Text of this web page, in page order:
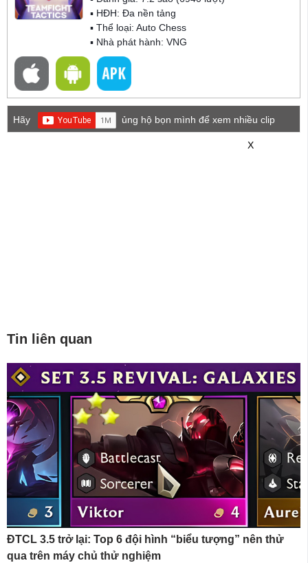
▪ HĐH: Đa nền tảng
▪ Thể loại: Auto Chess
▪ Nhà phát hành: VNG
Hãy
ủng hộ bọn mình để xem nhiều clip
X
Tin liên quan
ĐTCL 3.5 trở lại: Top 6 đội hình “biểu tượng” nên thử
qua trên máy chủ thử nghiệm